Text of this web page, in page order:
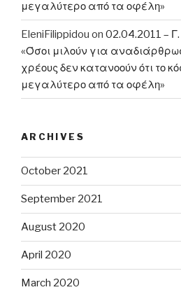
μεγαλύτερο από τα οφέλη»
EleniFilippidou on 02.04.2011 –
«Όσοι μιλούν για
χρέους δεν κατανοούν ότι το
μεγαλύτερο από τα οφέλη»
ARCHIVES
October 2021
September 2021
August 2020
April 2020
March 2020